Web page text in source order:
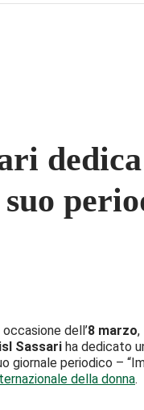
dedica
suo
occasione dell’8 marzo,
Sassari ha dedicato
giornale periodico –
della donna.